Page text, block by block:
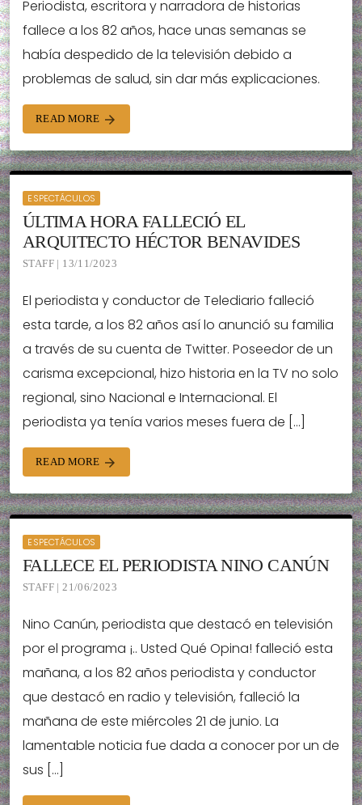
Periodista, escritora y narradora de historias
fallece a los 82 años, hace unas semanas se
había despedido de la televisión debido a
problemas de salud, sin dar más explicaciones.
READ MORE arrow_forward
ESPECTÁCULOS
ÚLTIMA HORA FALLECIÓ EL
ARQUITECTO HÉCTOR BENAVIDES
STAFF | 13/11/2023
El periodista y conductor de Telediario falleció
esta tarde, a los 82 años así lo anunció su familia
a través de su cuenta de Twitter. Poseedor de un
carisma excepcional, hizo historia en la TV no solo
regional, sino Nacional e Internacional. El
periodista ya tenía varios meses fuera de […]
READ MORE arrow_forward
ESPECTÁCULOS
FALLECE EL PERIODISTA NINO CANÚN
STAFF | 21/06/2023
Nino Canún, periodista que destacó en televisión
por el programa ¡.. Usted Qué Opina! falleció esta
mañana, a los 82 años periodista y conductor
que destacó en radio y televisión, falleció la
mañana de este miércoles 21 de junio. La
lamentable noticia fue dada a conocer por un de
sus […]